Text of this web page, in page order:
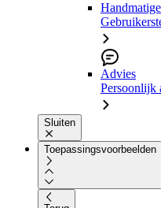
Advies
Persoonlijk
Sluiten
Toepassingsvoorbeelden